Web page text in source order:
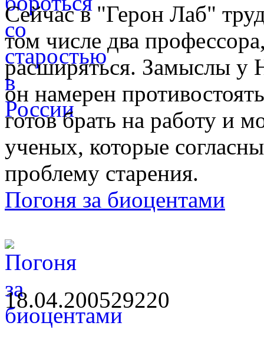
Сейчас в "Герон Лаб"
том числе два
расширяться. Замыслы у
он намерен
готов брать на работу и
ученых, которые
проблему старения.
Погоня за биоцентами
18.04.200529220